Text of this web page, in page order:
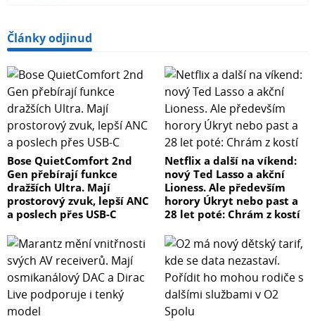
Články odjinud
Bose QuietComfort 2nd
Gen přebírají funkce
dražších Ultra. Mají
prostorový zvuk, lepší ANC
a poslech přes USB-C
Netflix a další na víkend:
nový Ted Lasso a akční
Lioness. Ale především
horory Úkryt nebo past a
28 let poté: Chrám z kostí